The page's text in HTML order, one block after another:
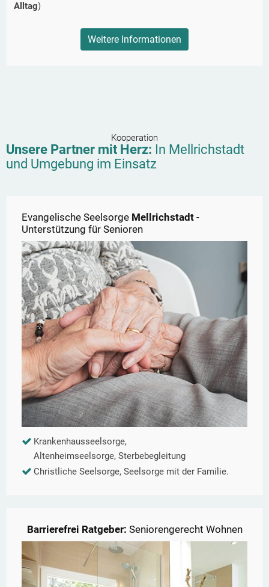
Alltag)
Weitere Informationen
Kooperation
Unsere Partner mit Herz: In Mellrichstadt
und Umgebung im Einsatz
Evangelische Seelsorge Mellrichstadt -
Unterstützung für Senioren
Krankenhausseelsorge,
Altenheimseelsorge, Sterbebegleitung
Christliche Seelsorge, Seelsorge mit der Familie.
Barrierefrei Ratgeber: Seniorengerecht Wohnen